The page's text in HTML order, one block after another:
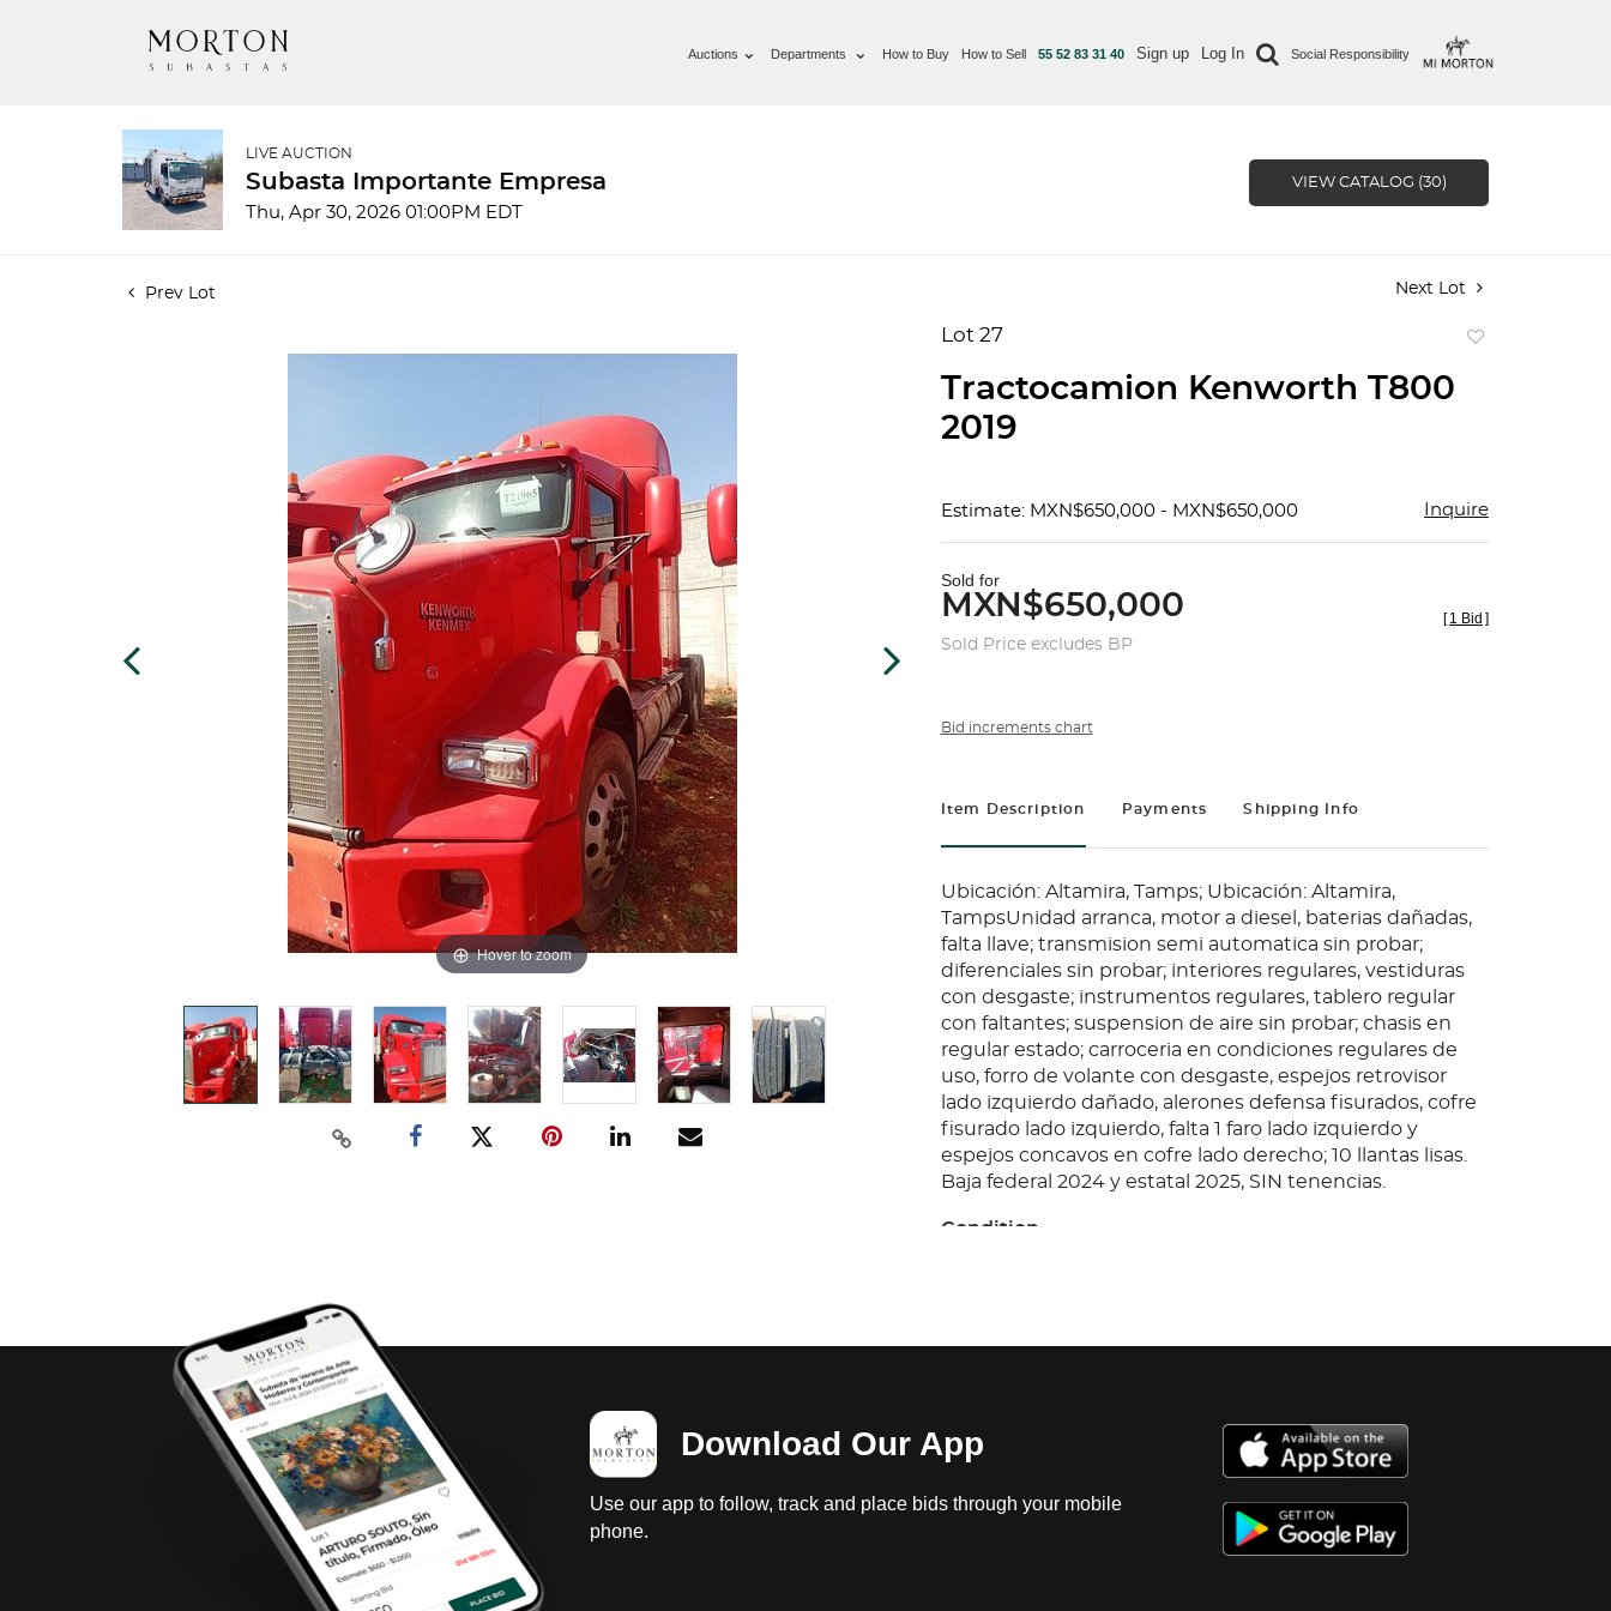
Auctions Departments How to Buy How to Sell 55 52 83 31 40 Sign up Log In Social Responsibility
LIVE AUCTION
Subasta Importante Empresa
Thu, Apr 30, 2026 01:00PM EDT
VIEW CATALOG (30)
Prev Lot Next Lot
Hover to zoom
Lot 27
favorite
Tractocamion Kenworth T800
2019
Estimate: MXN$650,000 - MXN$650,000 Inquire
Sold for
MXN$650,000
Sold Price excludes BP
[ 1 Bid ]
Bid increments chart
Item Description Payments Shipping Info
Ubicación: Altamira, Tamps; Ubicación: Altamira,
TampsUnidad arranca, motor a diesel, baterias dañadas,
falta llave; transmision semi automatica sin probar;
diferenciales sin probar; interiores regulares, vestiduras
con desgaste; instrumentos regulares, tablero regular
con faltantes; suspension de aire sin probar; chasis en
regular estado; carroceria en condiciones regulares de
uso, forro de volante con desgaste, espejos retrovisor
lado izquierdo dañado, alerones defensa fisurados, cofre
fisurado lado izquierdo, falta 1 faro lado izquierdo y
espejos concavos en cofre lado derecho; 10 llantas lisas.
Baja federal 2024 y estatal 2025, SIN tenencias.
Condition
regular estado; carroceria en condiciones regulares de
uso, forro de volante con desgaste, espejos retrovisor
fisurado lado izquierdo, falta 1 faro lado izquierdo y
espejos concavos en cofre lado derecho; 10 llantas lisas.
Download Our App
Use our app to follow, track and place bids through your mobile
phone.